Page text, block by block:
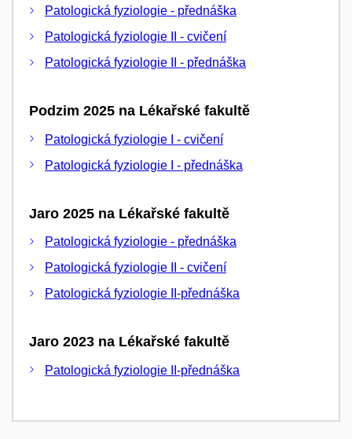
Patologická fyziologie - přednáška
Patologická fyziologie II - cvičení
Patologická fyziologie II - přednáška
Podzim 2025 na Lékařské fakultě
Patologická fyziologie I - cvičení
Patologická fyziologie I - přednáška
Jaro 2025 na Lékařské fakultě
Patologická fyziologie - přednáška
Patologická fyziologie II - cvičení
Patologická fyziologie II-přednáška
Jaro 2023 na Lékařské fakultě
Patologická fyziologie II-přednáška